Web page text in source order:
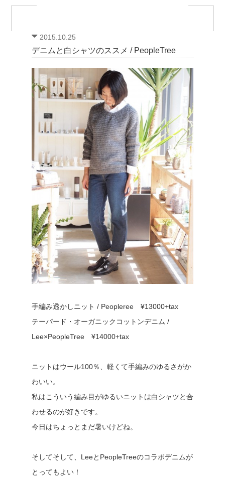
2015.10.25
デニムと白シャツのススメ / PeopleTree
手編み透かしニット / Peopleree ¥13000+tax
テーパード・オーガニックコットンデニム /
Lee×PeopleTree ¥14000+tax
ニットはウール100％、軽くて手編みのゆるさがか
わいい。
私はこういう編み目がゆるいニットは白シャツと合
わせるのが好きです。
今日はちょっとまだ暑いけどね。
そしてそして、LeeとPeopleTreeのコラボデニムが
とってもよい！